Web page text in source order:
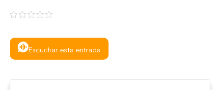
Escuchar esta entrada